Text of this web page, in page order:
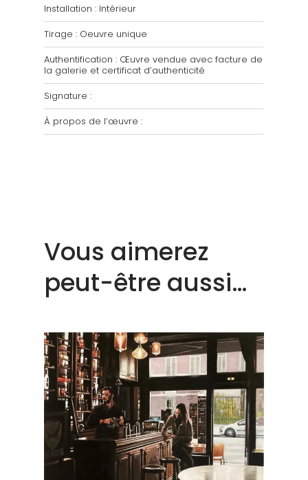
Installation : Intérieur
Tirage : Oeuvre unique
Authentification : Œuvre vendue avec facture de
la galerie et certificat d’authenticité
Signature :
À propos de l’œuvre :
Vous aimerez
peut-être aussi…